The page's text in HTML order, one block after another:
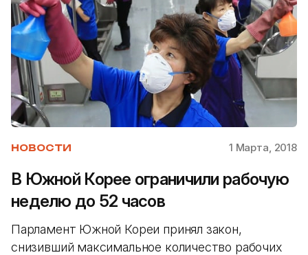
НОВОСТИ 1 Марта, 2018
В Южной Корее ограничили рабочую
неделю до 52 часов
Парламент Южной Кореи принял закон,
снизивший максимальное количество рабочих